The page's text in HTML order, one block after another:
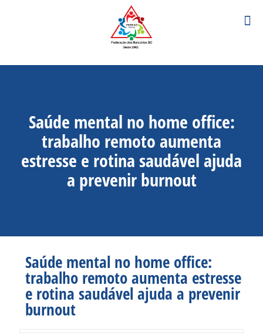
Saúde mental no home office:
trabalho remoto aumenta
estresse e rotina saudável ajuda
a prevenir burnout
Saúde mental no home office:
trabalho remoto aumenta estresse
e rotina saudável ajuda a prevenir
burnout